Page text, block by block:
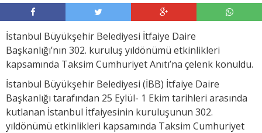
İstanbul Büyükşehir Belediyesi İtfaiye Daire
Başkanlığı’nın 302. kuruluş yıldönümü etkinlikleri
kapsamında Taksim Cumhuriyet Anıtı’na çelenk konuldu.
İstanbul Büyükşehir Belediyesi (İBB) İtfaiye Daire
Başkanlığı tarafından 25 Eylül- 1 Ekim tarihleri arasında
kutlanan İstanbul İtfaiyesinin kuruluşunun 302.
yıldönümü etkinlikleri kapsamında Taksim Cumhuriyet